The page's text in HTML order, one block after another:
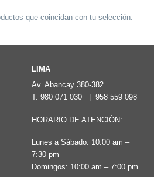
que coincidan con tu selección.
LIMA
Av. Abancay 380-382
T. 980 071 030 958 559 098
HORARIO DE ATENCIÓN:
Lunes a Sábado: 10:00 am –
7:30 pm
Domingos: 10:00 am – 7:00 pm